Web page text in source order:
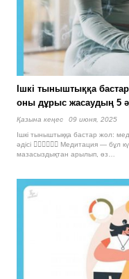
Ішкі тыныштыққа
оны дұрыс жасаудың 5
Қазына кеңес
09 июня, 2025
Ішкі тыныштыққа бастар жол:
әдісі 🧘🏻‍♂️🧘🏻‍♀️ Медитация — бұл
мазасыздықтан арылып, өз…